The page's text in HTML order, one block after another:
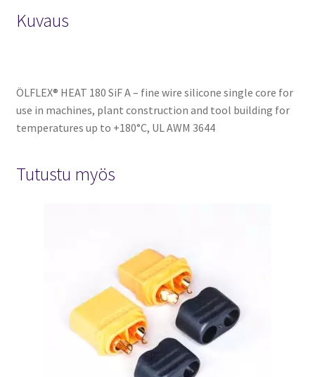
Kuvaus
ÖLFLEX® HEAT 180 SiF A – fine wire silicone single core for
use in machines, plant construction and tool building for
temperatures up to +180°C, UL AWM 3644
Tutustu myös